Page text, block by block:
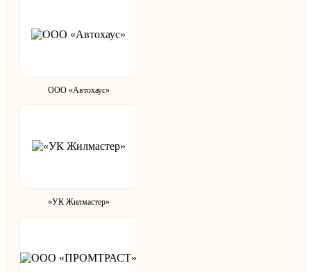
ООО «Автохаус»
«УК Жилмастер»